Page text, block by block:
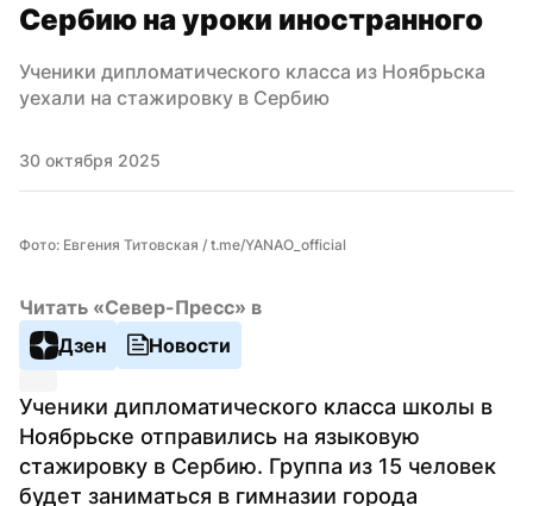
Сербию на уроки иностранного
Ученики дипломатического класса из Ноябрьска
уехали на стажировку в Сербию
30 октября 2025
Фото: Евгения Титовская / t.me/YANAO_official
Читать «Север-Пресс» в
Дзен
Новости
Ученики дипломатического класса школы в
Ноябрьске отправились на языковую
стажировку в Сербию. Группа из 15 человек
будет заниматься в гимназии города